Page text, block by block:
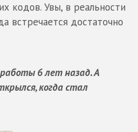
кодов. Увы, в реальности
встречается достаточно
6 лет назад. А
когда стал